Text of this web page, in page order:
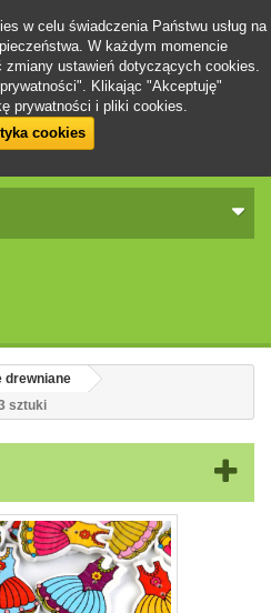
w celu świadczenia Państwu usług na
W każdym momencie
zmiany ustawień dotyczących cookies.
Klikając "Akceptuję"
prywatności i pliki cookies.
cookies
drewniane
sztuki